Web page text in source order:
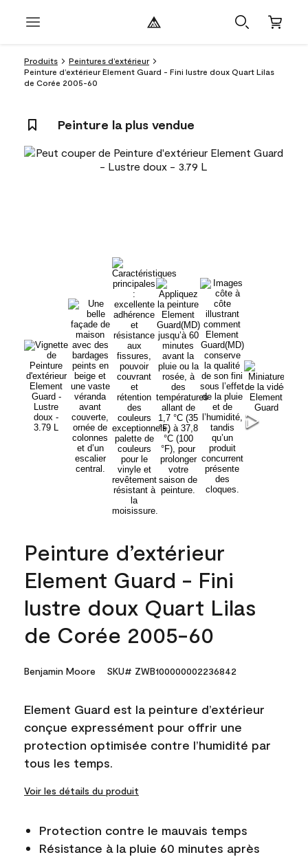
Produits
Peintures d’extérieur
Peinture d’extérieur Element Guard - Fini lustre doux Quart Lilas
de Corée 2005-60
Peinture la plus vendue
Peinture d’extérieur
Element Guard - Fini
lustre doux Quart Lilas
de Corée 2005-60
Benjamin Moore SKU# ZWB100000002236842
Element Guard est la peinture d’extérieur
conçue expressément pour offrir une
protection optimisée contre l’humidité par
tous les temps.
Voir les détails du produit
Protection contre le mauvais temps
Résistance à la pluie 60 minutes après